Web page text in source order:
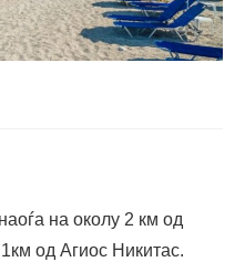
на околу 2 км од
од Агиос Никитас.